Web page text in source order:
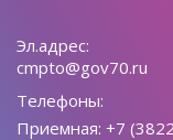
Эл.адрес:
cmpto@gov70.ru
Телефоны:
Приемная: +7